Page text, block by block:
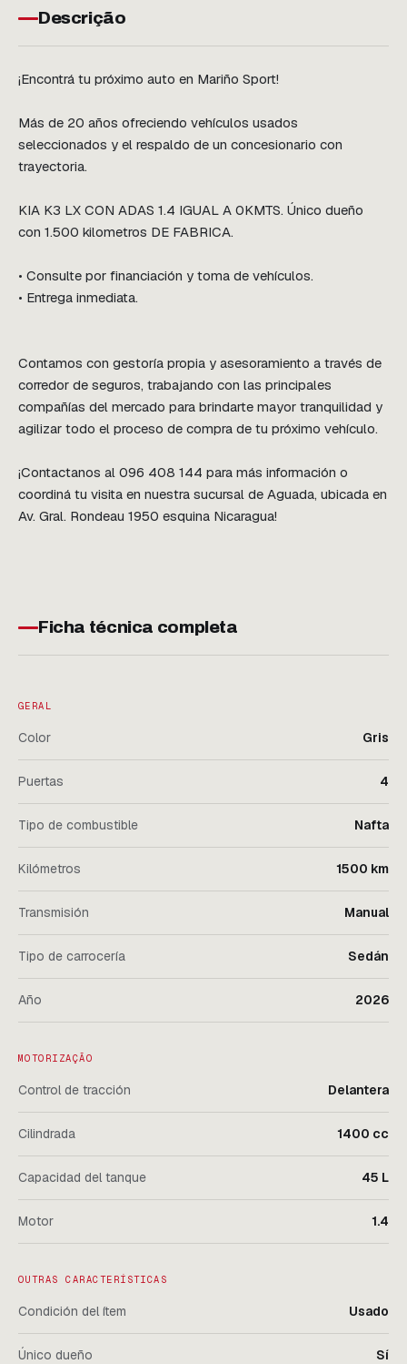
Descrição
¡Encontrá tu próximo auto en Mariño Sport!
Más de 20 años ofreciendo vehículos usados
seleccionados y el respaldo de un concesionario con
trayectoria.
KIA K3 LX CON ADAS 1.4 IGUAL A 0KMTS. Único dueño
con 1.500 kilometros DE FABRICA.
• Consulte por financiación y toma de vehículos.
• Entrega inmediata.
Contamos con gestoría propia y asesoramiento a través de
corredor de seguros, trabajando con las principales
compañías del mercado para brindarte mayor tranquilidad y
agilizar todo el proceso de compra de tu próximo vehículo.
¡Contactanos al 096 408 144 para más información o
coordiná tu visita en nuestra sucursal de Aguada, ubicada en
Av. Gral. Rondeau 1950 esquina Nicaragua!
Ficha técnica completa
GERAL
Color Gris
Puertas 4
Tipo de combustible Nafta
Kilómetros 1500 km
Transmisión Manual
Tipo de carrocería Sedán
Año 2026
MOTORIZAÇÃO
Control de tracción Delantera
Cilindrada 1400 cc
Capacidad del tanque 45 L
Motor 1.4
OUTRAS CARACTERÍSTICAS
Condición del ítem Usado
Único dueño Sí